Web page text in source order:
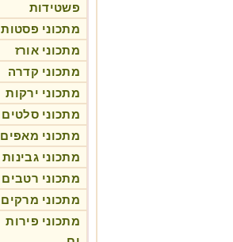
פשטידות
מתכוני פסטות
מתכוני אורז
מתכוני קדרה
מתכוני ירקות
מתכוני סלטים
מתכוני מאפים
מתכוני גבינות
מתכוני רטבים
מתכוני מרקים
מתכוני פירות